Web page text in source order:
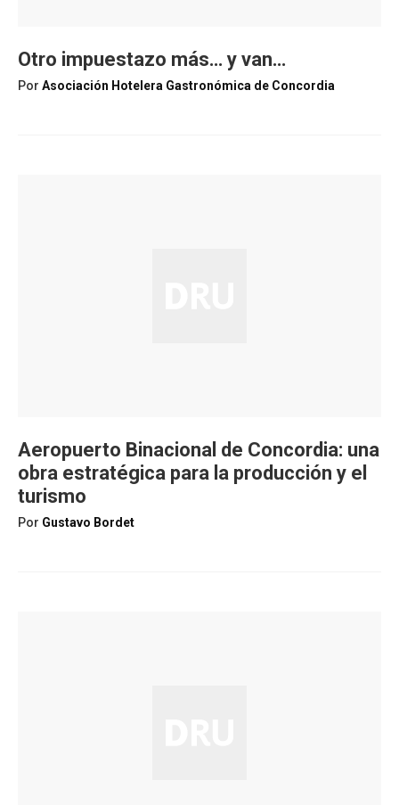
Otro impuestazo más… y van…
Por Asociación Hotelera Gastronómica de Concordia
Aeropuerto Binacional de Concordia: una
obra estratégica para la producción y el
turismo
Por Gustavo Bordet